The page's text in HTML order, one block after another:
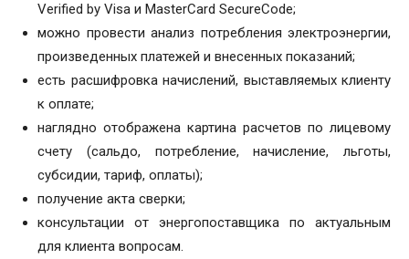
Verified by Visa и MasterCard SecureCode;
можно провести анализ потребления электроэнергии,
произведенных платежей и внесенных показаний;
есть расшифровка начислений, выставляемых клиенту
к оплате;
наглядно отображена картина расчетов по лицевому
счету (сальдо, потребление, начисление, льготы,
субсидии, тариф, оплаты);
получение акта сверки;
консультации от энергопоставщика по актуальным
для клиента вопросам.